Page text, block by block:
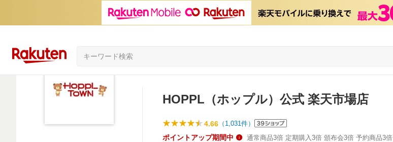
HOPPL（ホップル）公式 楽天市場店
4.66 （ 1,031件）
ポイントアップ期間中 通常商品3倍 定期購入3倍 頒布会3倍 予約商品3倍